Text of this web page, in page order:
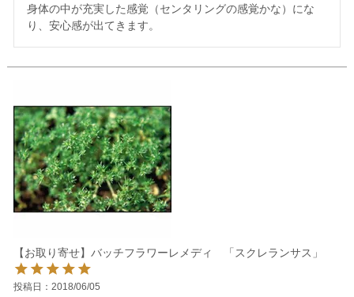
身体の中が充実した感覚（センタリングの感覚かな）にな
り、安心感が出てきます。
【お取り寄せ】バッチフラワーレメディ 「スクレランサス」
投稿日 2018/06/05